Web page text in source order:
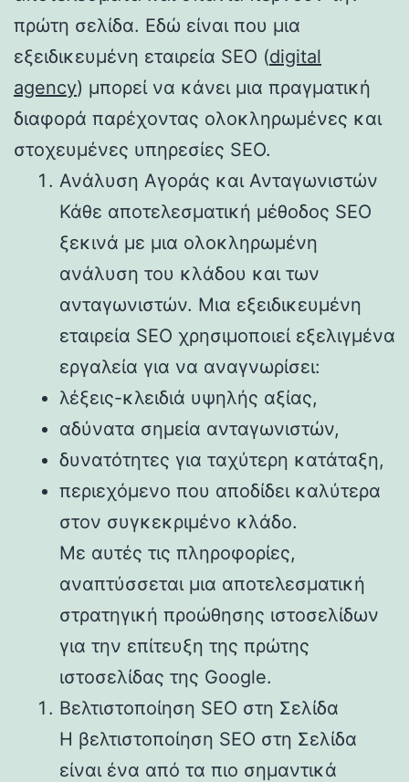
πρώτη σελίδα. Εδώ είναι που μια
εξειδικευμένη εταιρεία SEO (digital
agency) μπορεί να κάνει μια πραγματική
διαφορά παρέχοντας ολοκληρωμένες και
στοχευμένες υπηρεσίες SEO.
Ανάλυση Αγοράς και Ανταγωνιστών
Κάθε αποτελεσματική μέθοδος SEO
ξεκινά με μια ολοκληρωμένη
ανάλυση του κλάδου και των
ανταγωνιστών. Μια εξειδικευμένη
εταιρεία SEO χρησιμοποιεί εξελιγμένα
εργαλεία για να αναγνωρίσει:
λέξεις-κλειδιά υψηλής αξίας,
αδύνατα σημεία ανταγωνιστών,
δυνατότητες για ταχύτερη κατάταξη,
περιεχόμενο που αποδίδει καλύτερα
στον συγκεκριμένο κλάδο.
Με αυτές τις πληροφορίες,
αναπτύσσεται μια αποτελεσματική
στρατηγική προώθησης ιστοσελίδων
για την επίτευξη της πρώτης
ιστοσελίδας της Google.
Βελτιστοποίηση SEO στη Σελίδα
Η βελτιστοποίηση SEO στη Σελίδα
είναι ένα από τα πιο σημαντικά